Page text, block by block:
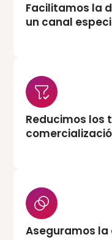
Facilitamos la
un canal
Reducimos los
Aseguramos